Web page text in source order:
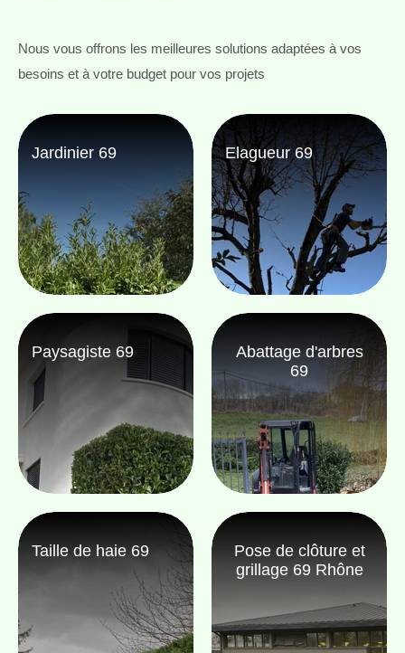
Nous vous offrons les meilleures solutions adaptées à vos
besoins et à votre budget pour vos projets
Jardinier 69 Elagueur 69
Paysagiste 69
Abattage d'arbres
69
Taille de haie 69
Pose de clôture et
grillage 69 Rhône